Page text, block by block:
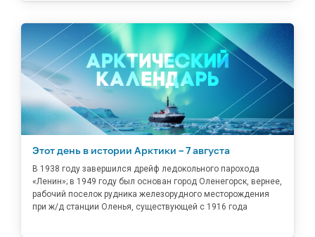
Этот день в истории Арктики – 7 августа
В 1938 году завершился дрейф ледокольного парохода
«Ленин»; в 1949 году был основан город Оленегорск, вернее,
рабочий поселок рудника железорудного месторождения
при ж/д станции Оленья, существующей с 1916 года